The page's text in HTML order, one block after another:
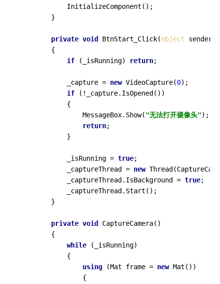
            InitializeComponent();
        }
private void BtnStart_Click(object sender,
        {
if (_isRunning) return;
            _capture =
new VideoCapture(0);
if (!_capture.IsOpened())
            {
                MessageBox.Show(
"无法打开摄像头");
return;
            }
            _isRunning =
true;
            _captureThread =
new
            _captureThread.IsBackground =
true;
            _captureThread.Start();
        }
private void CaptureCamera()
        {
while (_isRunning)
            {
using (Mat frame = new Mat())
                {